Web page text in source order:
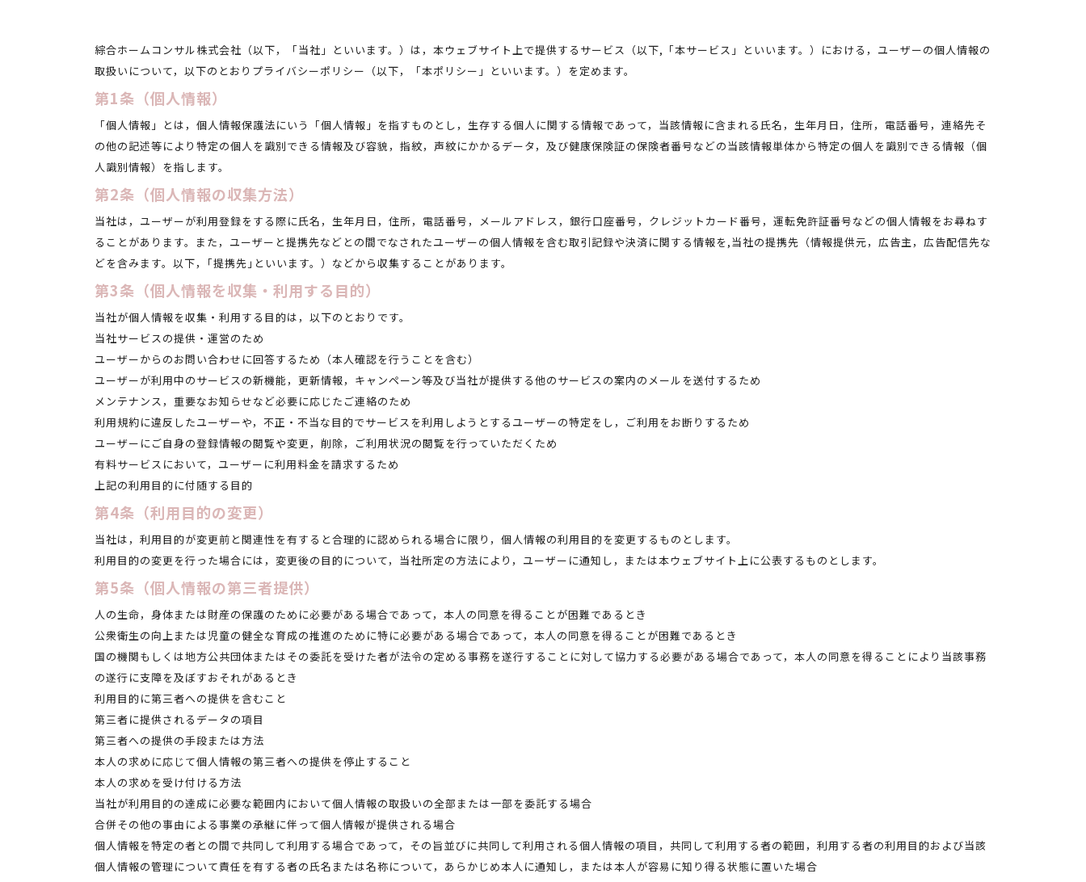
綜合ホームコンサル株式会社（以下，「当社」といいます。）は，本ウェブサイト上で提供するサービス（以下,「本サービス」といいます。）における，ユーザーの個人情報の
取扱いについて，以下のとおりプライバシーポリシー（以下，「本ポリシー」といいます。）を定めます。
第1条（個人情報）
「個人情報」とは，個人情報保護法にいう「個人情報」を指すものとし，生存する個人に関する情報であって，当該情報に含まれる氏名，生年月日，住所，電話番号，連絡先そ
の他の記述等により特定の個人を識別できる情報及び容貌，指紋，声紋にかかるデータ，及び健康保険証の保険者番号などの当該情報単体から特定の個人を識別できる情報（個
人識別情報）を指します。
第2条（個人情報の収集方法）
当社は，ユーザーが利用登録をする際に氏名，生年月日，住所，電話番号，メールアドレス，銀行口座番号，クレジットカード番号，運転免許証番号などの個人情報をお尋ねす
ることがあります。また，ユーザーと提携先などとの間でなされたユーザーの個人情報を含む取引記録や決済に関する情報を,当社の提携先（情報提供元，広告主，広告配信先な
どを含みます。以下，｢提携先｣といいます。）などから収集することがあります。
第3条（個人情報を収集・利用する目的）
当社が個人情報を収集・利用する目的は，以下のとおりです。
当社サービスの提供・運営のため
ユーザーからのお問い合わせに回答するため（本人確認を行うことを含む）
ユーザーが利用中のサービスの新機能，更新情報，キャンペーン等及び当社が提供する他のサービスの案内のメールを送付するため
メンテナンス，重要なお知らせなど必要に応じたご連絡のため
利用規約に違反したユーザーや，不正・不当な目的でサービスを利用しようとするユーザーの特定をし，ご利用をお断りするため
ユーザーにご自身の登録情報の閲覧や変更，削除，ご利用状況の閲覧を行っていただくため
有料サービスにおいて，ユーザーに利用料金を請求するため
上記の利用目的に付随する目的
第4条（利用目的の変更）
当社は，利用目的が変更前と関連性を有すると合理的に認められる場合に限り，個人情報の利用目的を変更するものとします。
利用目的の変更を行った場合には，変更後の目的について，当社所定の方法により，ユーザーに通知し，または本ウェブサイト上に公表するものとします。
第5条（個人情報の第三者提供）
人の生命，身体または財産の保護のために必要がある場合であって，本人の同意を得ることが困難であるとき
公衆衛生の向上または児童の健全な育成の推進のために特に必要がある場合であって，本人の同意を得ることが困難であるとき
国の機関もしくは地方公共団体またはその委託を受けた者が法令の定める事務を遂行することに対して協力する必要がある場合であって，本人の同意を得ることにより当該事務
の遂行に支障を及ぼすおそれがあるとき
利用目的に第三者への提供を含むこと
第三者に提供されるデータの項目
第三者への提供の手段または方法
本人の求めに応じて個人情報の第三者への提供を停止すること
本人の求めを受け付ける方法
当社が利用目的の達成に必要な範囲内において個人情報の取扱いの全部または一部を委託する場合
合併その他の事由による事業の承継に伴って個人情報が提供される場合
個人情報を特定の者との間で共同して利用する場合であって，その旨並びに共同して利用される個人情報の項目，共同して利用する者の範囲，利用する者の利用目的および当該
個人情報の管理について責任を有する者の氏名または名称について，あらかじめ本人に通知し，または本人が容易に知り得る状態に置いた場合